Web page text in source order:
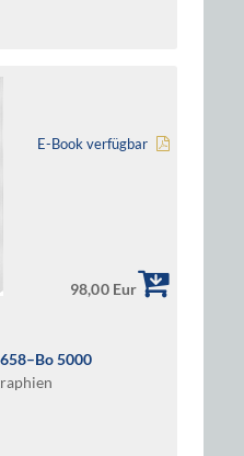
E-Book verfügbar
98,00 Eur
5000